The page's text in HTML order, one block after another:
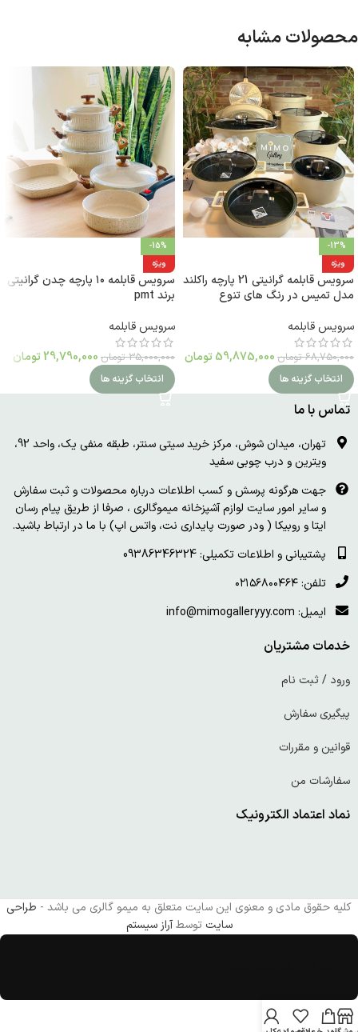
محصولات مشابه
-13%
ویژه
سرویس قابلمه گرانیتی 21 پارچه راکلند
مدل تمیس در رنگ های تنوع
سرویس قابلمه
68,750,000 تومان 59,875,000 تومان
انتخاب گزینه ها
-15%
ویژه
سرویس قابلمه ۱۰ پارچه چدن گرانیتی
برند pmt
سرویس قابلمه
35,000,000 تومان 29,790,000 تومان
انتخاب گزینه ها
تماس با ما
تهران، میدان شوش، مرکز خرید سیتی سنتر، طبقه منفی یک، واحد 92،
ویترین و درب چوبی سفید
جهت هرگونه پرسش و کسب اطلاعات درباره محصولات و ثبت سفارش
و سایر امور سایت لوازم آشپزخانه میموگالری ، صرفا از طریق پیام رسان
ایتا و روبیکا ( ودر صورت پایداری نت، واتس اپ) با ما در ارتباط باشید.
پشتیبانی و اطلاعات تکمیلی: 09386346324
تلفن: ۰۲۱۵۶۸۰۰۴۶۴
ایمیل: info@mimogalleryyy.com
خدمات مشتریان
ورود / ثبت نام
پیگیری سفارش
قوانین و مقررات
سفارشات من
نماد اعتماد الکترونیک
کلیه حقوق مادی و معنوی این سایت متعلق به میمو گالری می باشد - طراحی
سایت توسطآراز سیستم